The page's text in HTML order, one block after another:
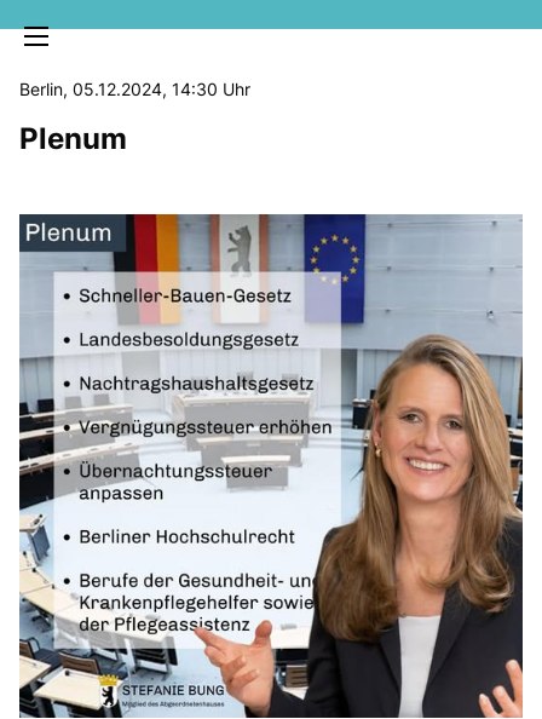
MELDUNGEN
SOZIALE MEDIEN
KLARTEXT
Berlin, 05.12.2024, 14:30 Uhr
Plenum